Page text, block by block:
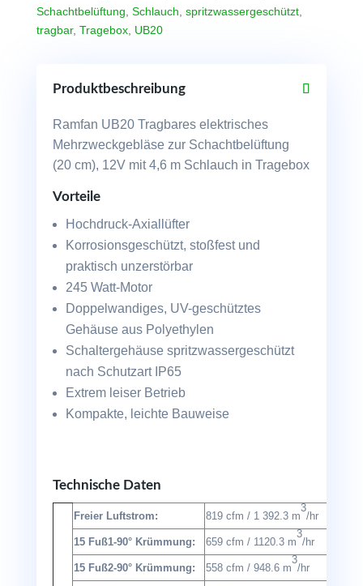
12V
mit
Schlauch
Schachtbelüftung Schlauch spritzwassergeschützt,
tragbar, Tragebox, UB20
Produktbeschreibung
Ramfan UB20 Tragbares elektrisches
Mehrzweckgebläse zur Schachtbelüftung
(20 cm), 12V mit 4,6 m Schlauch in Tragebox
Vorteile
Hochdruck-Axiallüfter
Korrosionsgeschützt, stoßfest und
praktisch unzerstörbar
245 Watt-Motor
Doppelwandiges, UV-geschütztes
Gehäuse aus Polyethylen
Schaltergehäuse spritzwassergeschützt
nach Schutzart IP65
Extrem leiser Betrieb
Kompakte, leichte Bauweise
Technische Daten
Freier Luftstrom: 819 cfm / 1 392.3 m
3
/hr
15 Fuß1-90° Krümmung: 659 cfm / 1120.3 m
3
/hr
15 Fuß2-90° Krümmung: 558 cfm / 948.6 m
3
/hr